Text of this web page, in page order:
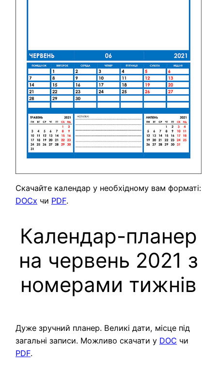
Скачайте календар у необхідному вам форматі:
DOCx чи PDF.
Календар-планер
на червень 2021 з
номерами тижнів
Дуже зручний планер. Великі дати, місце під
загальні записи. Можливо скачати у DOC чи
PDF.